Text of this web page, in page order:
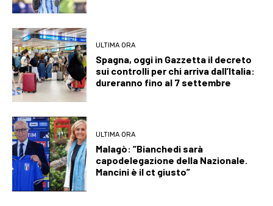
ULTIMA ORA
Spagna, oggi in Gazzetta il decreto
sui controlli per chi arriva dall’Italia:
dureranno fino al 7 settembre
ULTIMA ORA
Malagò: “Bianchedi sarà
capodelegazione della Nazionale.
Mancini è il ct giusto”